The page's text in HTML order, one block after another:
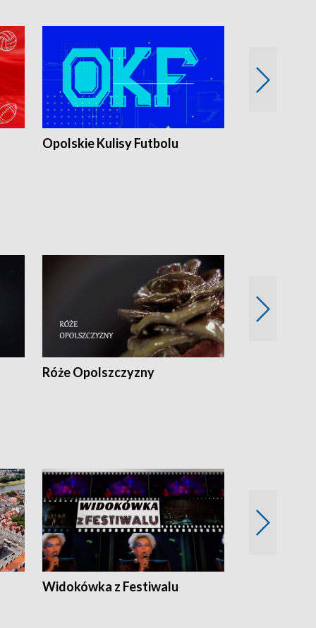
Opolskie Kulisy Futbolu
Róże Opolszczyzny
Widokówka z Festiwalu